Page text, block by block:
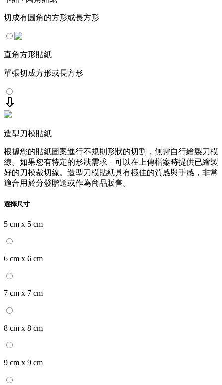
切成有圓角的方形或長方形
直角方形貼紙
單張切成方形或長方形
造型刀模貼紙
根據您的貼紙圖案進行不規則形狀的切割，無需自行繪製刀模
線。如果您有特定的形狀需求，可以在上傳檔案時提供已繪製
好的刀模裁切線。造型刀模貼紙具有極佳的質感與手感，非常
適合用於分發贈送或作為商品販售。
選擇尺寸
5 cm x 5 cm
6 cm x 6 cm
7 cm x 7 cm
8 cm x 8 cm
9 cm x 9 cm